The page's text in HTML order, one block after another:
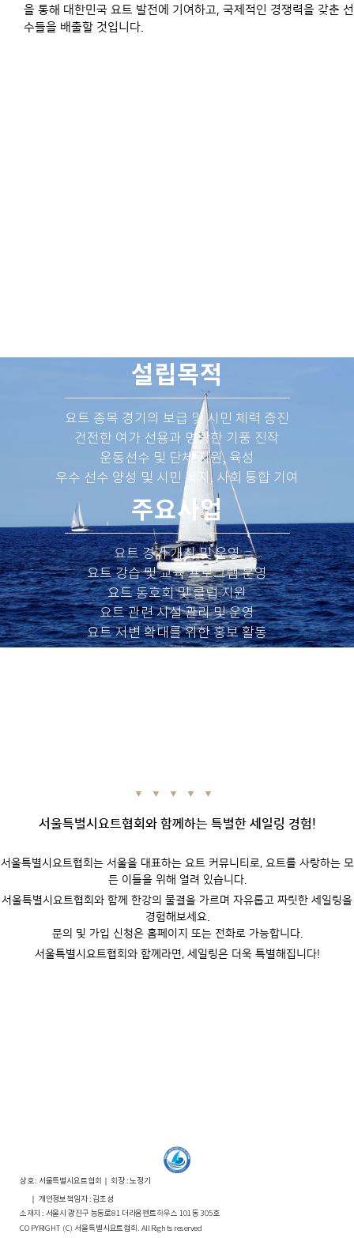
을 통해 대한민국 요트 발전에 기여하고, 국제적인 경쟁력을 갖춘 선
수들을 배출할 것입니다.
설립목적
요트 종목 경기의 보급 및 시민 체력 증진
건전한 여가 선용과 명랑한 기풍 진작
운동선수 및 단체 지원, 육성
우수 선수 양성 및 시민 복지, 사회 통합 기여
주요사업
요트 경기 개최 및 운영
요트 강습 및 교육 프로그램 운영
요트 동호회 및 클럽 지원
요트 관련 시설 관리 및 운영
요트 저변 확대를 위한 홍보 활동
▼ ▼ ▼ ▼ ▼
서울특별시요트협회와 함께하는 특별한 세일링 경험!
서울특별시요트협회는 서울을 대표하는 요트 커뮤니티로, 요트를 사랑하는 모
든 이들을 위해 열려 있습니다.
서울특별시요트협회와 함께 한강의 물결을 가르며 자유롭고 짜릿한 세일링을
경험해보세요.
문의 및 가입 신청은 홈페이지 또는 전화로 가능합니다.
서울특별시요트협회와 함께라면, 세일링은 더욱 특별해집니다!
상호 : 서울특별시요트협회｜ 회장 : 노정기
｜ 개인정보책임자 : 김초성
소재지 : 서울시 광진구 능동로81 더라움펜트하우스 101동 305호
COPYRIGHT (C) 서울특별시요트협회. All Rights reserved